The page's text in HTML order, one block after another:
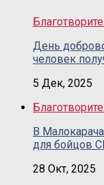
День
человек
5 Дек, 2025
В
для бойцов
28 Окт, 2025